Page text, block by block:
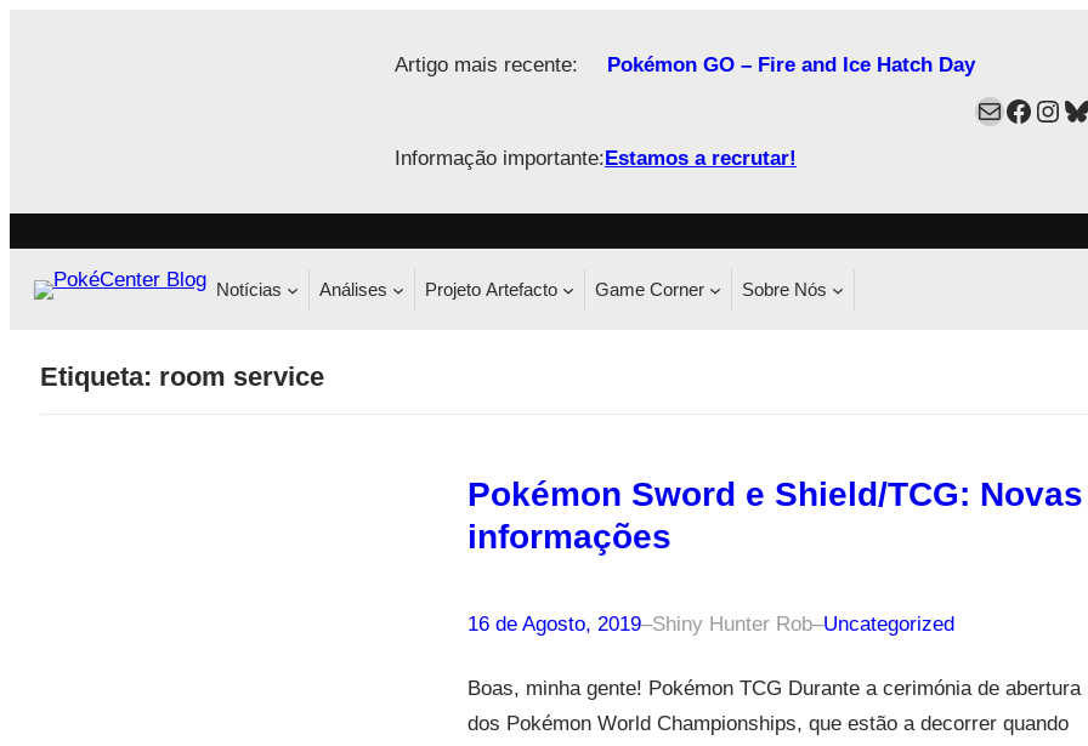
Artigo mais recente: Pokémon GO – Fire and Ice Hatch Day
Informação importante:Estamos a recrutar!
Mail
Notícias Análises Projeto Artefacto Game Corner Sobre Nós
Etiqueta: room service
Pokémon Sword e Shield/TCG: Novas
informações
16 de Agosto, 2019–Shiny Hunter Rob–Uncategorized
Boas, minha gente! Pokémon TCG Durante a cerimónia de abertura
dos Pokémon World Championships, que estão a decorrer quando